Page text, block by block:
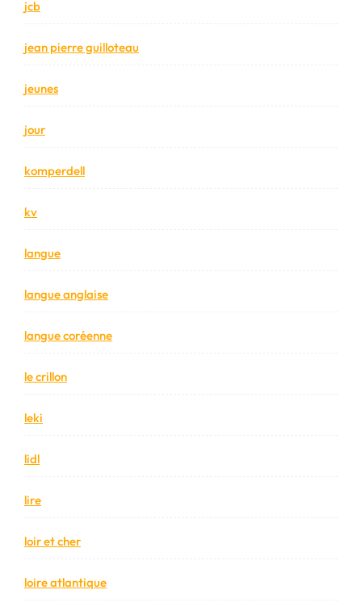
jcb
jean pierre guilloteau
jeunes
jour
komperdell
kv
langue
langue anglaise
langue coréenne
le crillon
leki
lidl
lire
loir et cher
loire atlantique